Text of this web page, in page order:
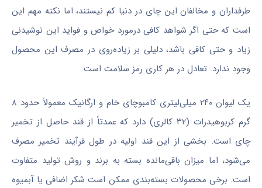
طرفداران و مخالفان این چای در دنیا کم نیستند، اما نکته مهم این
است که حتی اگر شواهد کافی درمورد خواص و فواید این نوشیدنی
زیاد و حتی کافی باشد، دلیلی بر زیاده‌روی در مصرف این محصول
وجود ندارد. تعادل در هر کاری رمز سلامت است.
یک لیوان ۲۴۰ میلی‌لیتری کامبوچای خام و ارگانیک معمولاً حدود ۸
گرم کربوهیدرات (۳۲ کالری) دارد که عمدتاً از قند حاصل از تخمیر
چای است. بخشی از این قند اولیه در طول فرآیند تخمیر مصرف
می‌شود، اما میزان باقی‌مانده بسته به برند و روش تولید متفاوت
است. برخی محصولات بسته‌بندی ممکن است شکر اضافی یا آبمیوه